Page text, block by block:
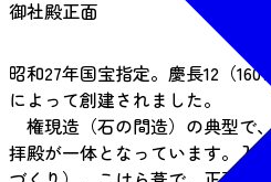
御社殿正面
昭和27年国宝指定。慶長12（
によって創建されました。
権現造（石の間造）の典型で
拝殿が一体となっています。入